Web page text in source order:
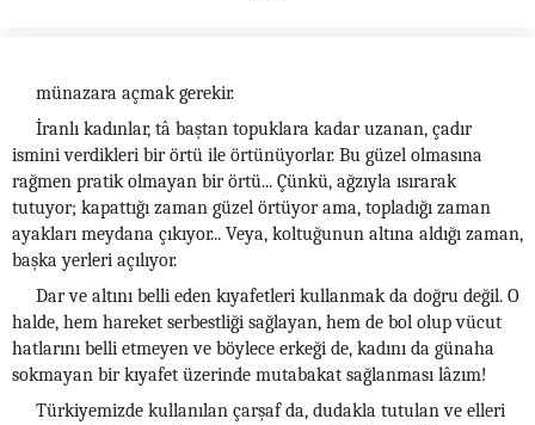
münazara açmak gerekir.
İranlı kadınlar, tâ baştan topuklara kadar uzanan, çadır
ismini verdikleri bir örtü ile örtünüyorlar. Bu güzel olmasına
rağmen pratik olmayan bir örtü... Çünkü, ağzıyla ısırarak
tutuyor; kapattığı zaman güzel örtüyor ama, topladığı zaman
ayakları meydana çıkıyor... Veya, koltuğunun altına aldığı zaman,
başka yerleri açılıyor.
Dar ve altını belli eden kıyafetleri kullanmak da doğru değil. O
halde, hem hareket serbestliği sağlayan, hem de bol olup vücut
hatlarını belli etmeyen ve böylece erkeği de, kadını da günaha
sokmayan bir kıyafet üzerinde mutabakat sağlanması lâzım!
Türkiyemizde kullanılan çarşaf da, dudakla tutulan ve elleri